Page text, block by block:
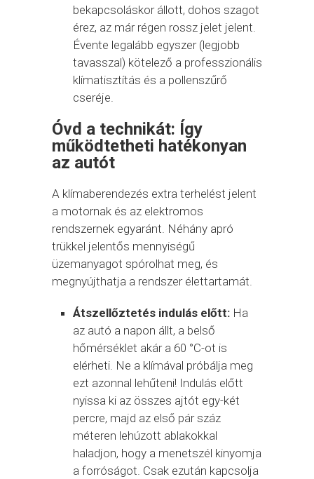
bekapcsoláskor állott, dohos szagot
érez, az már régen rossz jelet jelent.
Évente legalább egyszer (legjobb
tavasszal) kötelező a professzionális
klímatisztítás és a pollenszűrő
cseréje.
Óvd a technikát: Így
működtetheti hatékonyan
az autót
A klímaberendezés extra terhelést jelent
a motornak és az elektromos
rendszernek egyaránt. Néhány apró
trükkel jelentős mennyiségű
üzemanyagot spórolhat meg, és
megnyújthatja a rendszer élettartamát.
Átszellőztetés indulás előtt: Ha
az autó a napon állt, a belső
hőmérséklet akár a 60 °C-ot is
elérheti. Ne a klímával próbálja meg
ezt azonnal lehűteni! Indulás előtt
nyissa ki az összes ajtót egy-két
percre, majd az első pár száz
méteren lehúzott ablakokkal
haladjon, hogy a menetszél kinyomja
a forróságot. Csak ezután kapcsolja